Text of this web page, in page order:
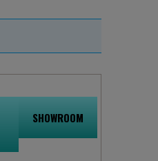
SHOWROOM